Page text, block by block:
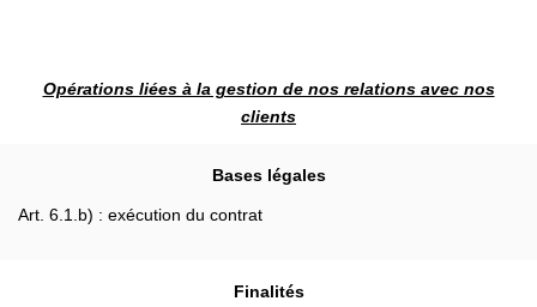
Opérations liées à la gestion de nos relations avec nos
clients
Bases légales
Art. 6.1.b) : exécution du contrat
Finalités